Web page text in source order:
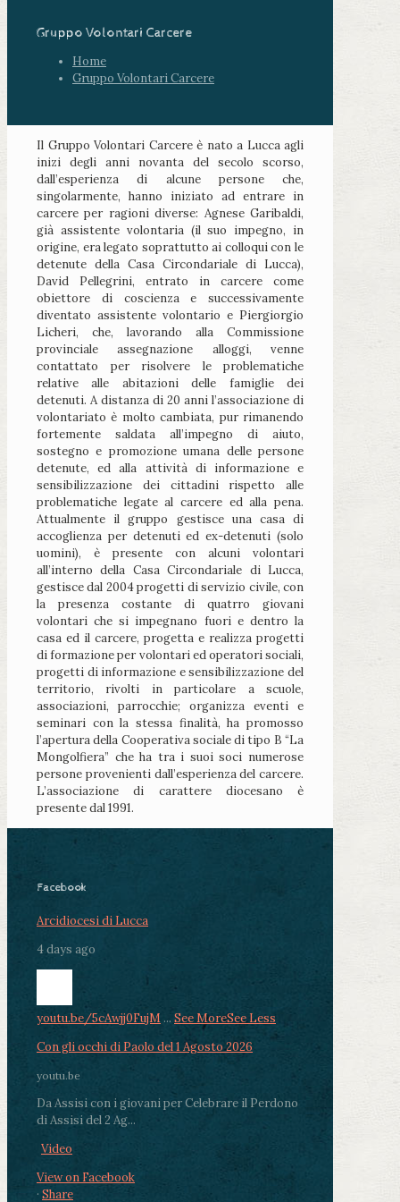
Gruppo Volontari Carcere
Home
Gruppo Volontari Carcere
Il Gruppo Volontari Carcere è nato a Lucca agli
inizi degli anni novanta del secolo scorso,
dall’esperienza di alcune persone che,
singolarmente, hanno iniziato ad entrare in
carcere per ragioni diverse: Agnese Garibaldi,
già assistente volontaria (il suo impegno, in
origine, era legato soprattutto ai colloqui con le
detenute della Casa Circondariale di Lucca),
David Pellegrini, entrato in carcere come
obiettore di coscienza e successivamente
diventato assistente volontario e Piergiorgio
Licheri, che, lavorando alla Commissione
provinciale assegnazione alloggi, venne
contattato per risolvere le problematiche
relative alle abitazioni delle famiglie dei
detenuti. A distanza di 20 anni l’associazione di
volontariato è molto cambiata, pur rimanendo
fortemente saldata all’impegno di aiuto,
sostegno e promozione umana delle persone
detenute, ed alla attività di informazione e
sensibilizzazione dei cittadini rispetto alle
problematiche legate al carcere ed alla pena.
Attualmente il gruppo gestisce una casa di
accoglienza per detenuti ed ex-detenuti (solo
uomini), è presente con alcuni volontari
all’interno della Casa Circondariale di Lucca,
gestisce dal 2004 progetti di servizio civile, con
la presenza costante di quatrro giovani
volontari che si impegnano fuori e dentro la
casa ed il carcere, progetta e realizza progetti
di formazione per volontari ed operatori sociali,
progetti di informazione e sensibilizzazione del
territorio, rivolti in particolare a scuole,
associazioni, parrocchie; organizza eventi e
seminari con la stessa finalità, ha promosso
l’apertura della Cooperativa sociale di tipo B “La
Mongolfiera” che ha tra i suoi soci numerose
persone provenienti dall’esperienza del carcere.
L’associazione di carattere diocesano è
presente dal 1991.
Facebook
Arcidiocesi di Lucca
4 days ago
youtu.be/5cAwjj0FujM ... See MoreSee Less
Con gli occhi di Paolo del 1 Agosto 2026
youtu.be
Da Assisi con i giovani per Celebrare il Perdono
di Assisi del 2 Ag...
Video
View on Facebook
· Share